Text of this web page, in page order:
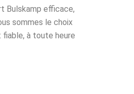
Bulskamp efficace,
sommes le choix
à toute heure